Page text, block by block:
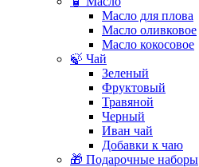
Масло для плова
Масло оливковое
Масло кокосовое
🍃 Чай
Зеленый
Фруктовый
Травяной
Черный
Иван чай
Добавки к чаю
🎁 Подарочные наборы